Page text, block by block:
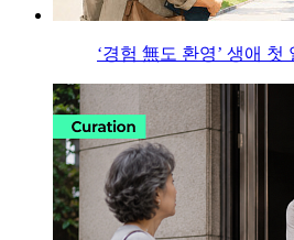
‘경험 無도 환영’ 생애 첫